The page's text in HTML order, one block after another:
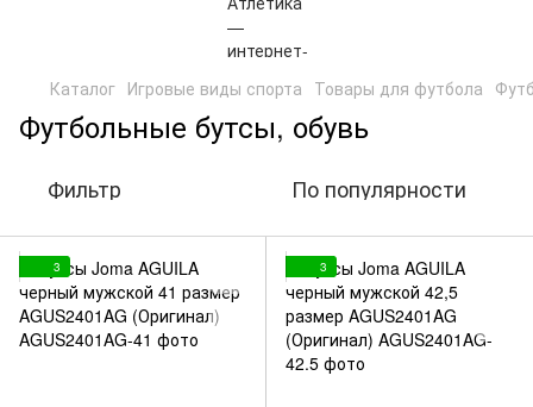
Каталог Игровые виды спорта Товары для футбола
Футбольные бутсы, обувь
Фильтр По популярности
3 3